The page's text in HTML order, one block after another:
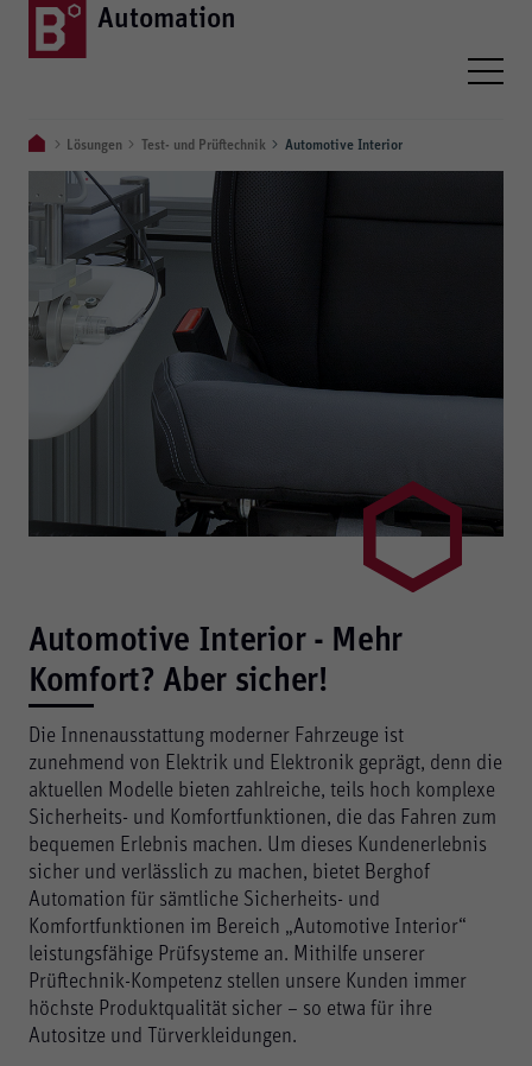
Automation
Lösungen Test- und Prüftechnik Automotive Interior
Automotive Interior - Mehr
Komfort? Aber sicher!
Die Innenausstattung moderner Fahrzeuge ist
zunehmend von Elektrik und Elektronik geprägt, denn die
aktuellen Modelle bieten zahlreiche, teils hoch komplexe
Sicherheits- und Komfortfunktionen, die das Fahren zum
bequemen Erlebnis machen. Um dieses Kundenerlebnis
sicher und verlässlich zu machen, bietet Berghof
Automation für sämtliche Sicherheits- und
Komfortfunktionen im Bereich „Automotive Interior“
leistungsfähige Prüfsysteme an. Mithilfe unserer
Prüftechnik-Kompetenz stellen unsere Kunden immer
höchste Produktqualität sicher – so etwa für ihre
Autositze und Türverkleidungen.